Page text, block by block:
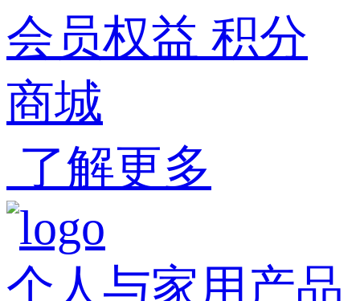
会员权益 积分
商城
了解更多
个人与家用产品